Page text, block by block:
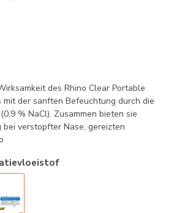
des Rhino Clear Portable
der sanften Befeuchtung durch die
% NaCl). Zusammen bieten sie
verstopfter Nase, gereizten